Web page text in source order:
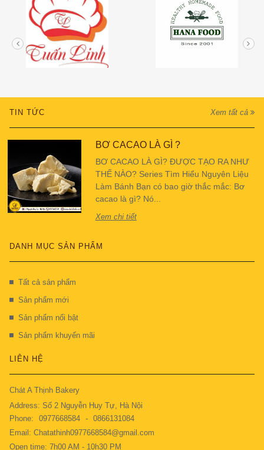
TIN TỨC Xem tất cả
BƠ CACAO LÀ GÌ ?
BƠ CACAO LÀ GÌ? ĐƯỢC TẠO RA NHƯ
THẾ NÀO? Series Tìm Hiểu Nguyên Liệu
Làm Bánh Bạn có bao giờ thắc mắc: Bơ
cacao là gì? Nó...
Xem chi tiết
DANH MỤC SẢN PHẨM
Tất cả sản phẩm
Sản phẩm mới
Sản phẩm nổi bật
Sản phẩm khuyến mãi
LIÊN HỆ
Chát A Thịnh Bakery
Address: Số 2 Nguyễn Huy Tự, Hà Nội
Phone:
0977668584 -
0866131084
Email: Chatathinh0977668584@gmail.com
Open time: 7h00 AM - 10h30 PM